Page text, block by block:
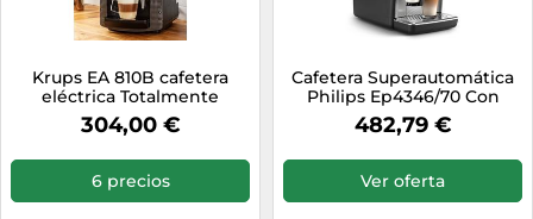
Krups EA 810B cafetera
eléctrica Totalmente
automática Máquina
espresso 1,7 L
304,00 €
6 precios
Cafetera Superautomática
Philips Ep4346/70 Con
Lattego Negro
482,79 €
Ver oferta